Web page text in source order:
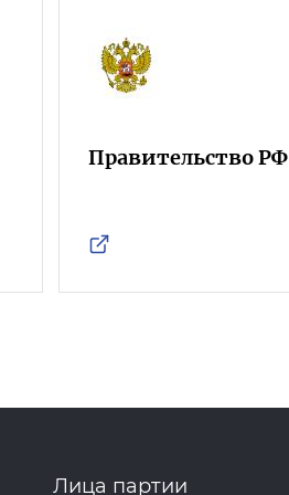
Правительство РФ
Лица партии